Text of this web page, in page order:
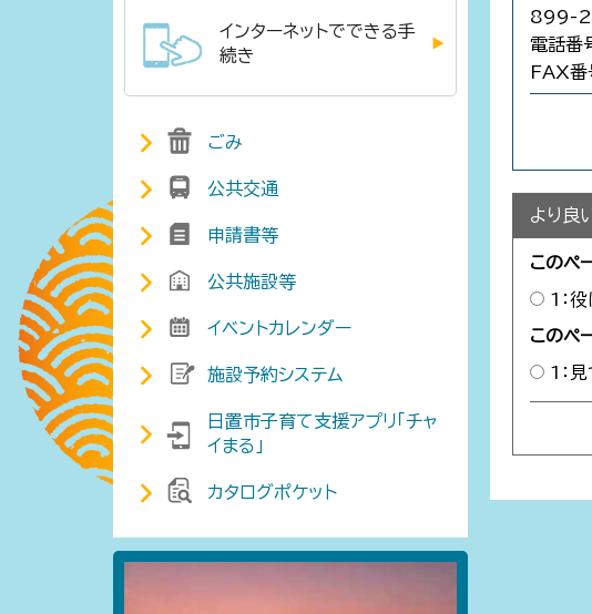
インターネットでできる手
続き
ごみ
公共交通
申請書等
公共施設等
イベントカレンダー
施設予約システム
日置市子育て支援アプリ「チャ
イまる」
カタログポケット
899-
電話
FAX
より良
このペ
1：
このペ
1：